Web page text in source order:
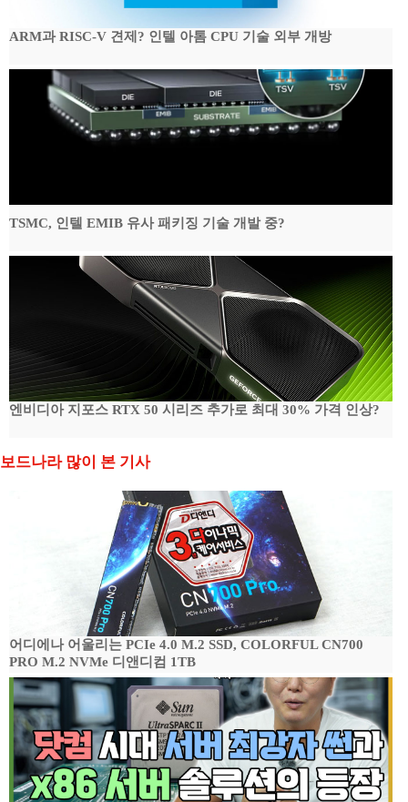
ARM과 RISC-V 견제? 인텔 아톰 CPU 기술 외부 개방
TSMC, 인텔 EMIB 유사 패키징 기술 개발 중?
엔비디아 지포스 RTX 50 시리즈 추가로 최대 30% 가격 인상?
보드나라 많이 본 기사
어디에나 어울리는 PCIe 4.0 M.2 SSD, COLORFUL CN700
PRO M.2 NVMe 디앤디컴 1TB